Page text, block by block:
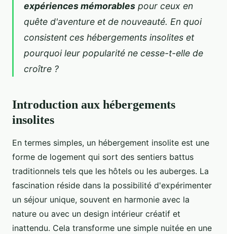
expériences mémorables pour ceux en
quête d'aventure et de nouveauté. En quoi
consistent ces hébergements insolites et
pourquoi leur popularité ne cesse-t-elle de
croître ?
Introduction aux hébergements
insolites
En termes simples, un hébergement insolite est une
forme de logement qui sort des sentiers battus
traditionnels tels que les hôtels ou les auberges. La
fascination réside dans la possibilité d'expérimenter
un séjour unique, souvent en harmonie avec la
nature ou avec un design intérieur créatif et
inattendu. Cela transforme une simple nuitée en une